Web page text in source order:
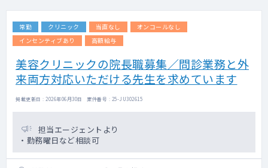
常勤 クリニック 当直なし
オンコールなし
インセンティブあり
高額給与
美容クリニックの院長職募集／問診業務と外
来両方対応いただける先生を求めています
掲載更新日 : 2026年06月30日 案件番号 : 25-JU302615
担当エージェントより
・勤務曜日など相談可